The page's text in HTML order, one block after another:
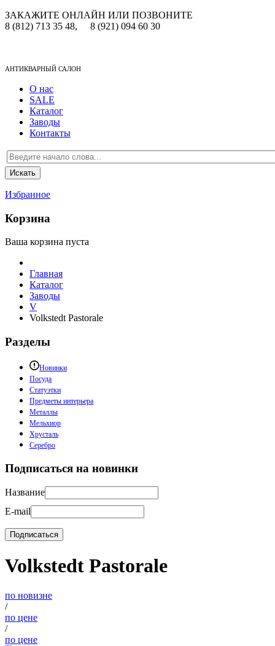
ЗАКАЖИТЕ ОНЛАЙН ИЛИ ПОЗВОНИТЕ
8 (812) 713 35 48,
8 (921) 094 60 30
АНТИКВАРНЫЙ САЛОН
О нас
SALE
Каталог
Заводы
Контакты
Избранное
Корзина
Ваша корзина пуста
Главная
Каталог
Заводы
V
Volkstedt Pastorale
Разделы
Новинки
Посуда
Статуэтки
Предметы интерьера
Металлы
Мельхиор
Хрусталь
Серебро
Подписаться на новинки
Название
E-mail
Volkstedt Pastorale
по новизне
/
по цене
/
по цене